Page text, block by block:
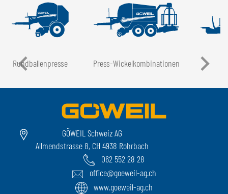
Rundballen­presse Press-Wickel­kombinationen
GÖWEIL Schweiz AG
Allmendstrasse 8, CH 4938 Rohrbach
062 552 28 28
office@goeweil-ag.ch
www.goeweil-ag.ch